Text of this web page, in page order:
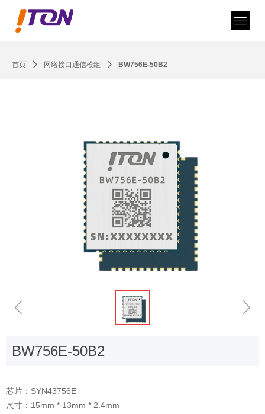
首页 ꄲ 网络接口通信模组 ꄲ BW756E-50B2
ꁆ ꁇ
芯片：SYN43756E
尺寸：15mm * 13mm * 2.4mm
BW756E-50B2